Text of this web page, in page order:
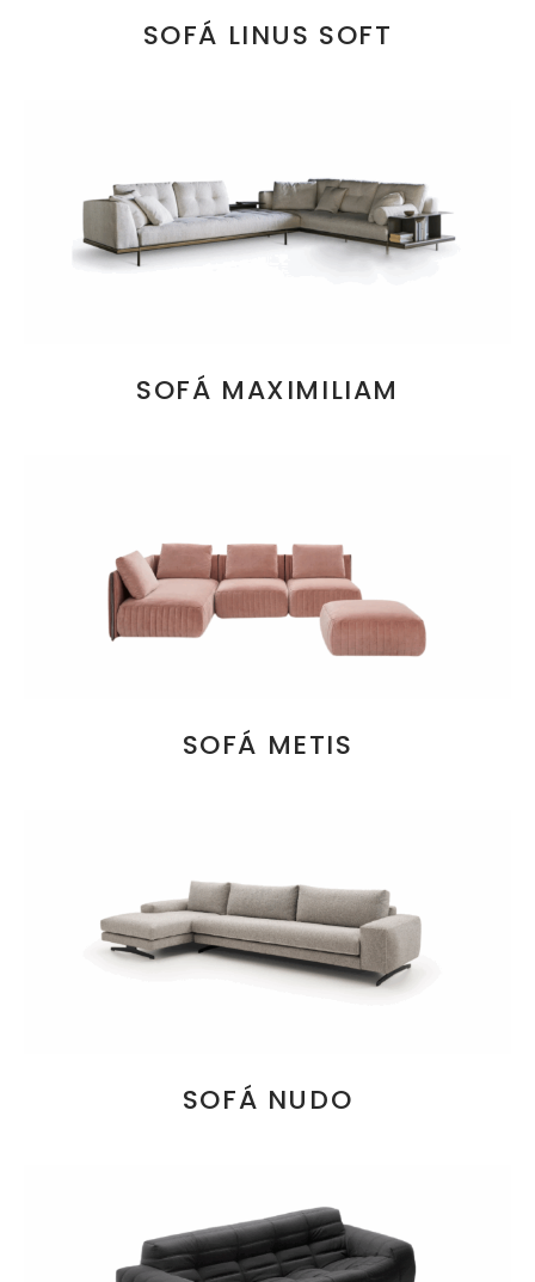
SOFÁ LINUS SOFT
SOFÁ MAXIMILIAM
SOFÁ METIS
SOFÁ NUDO